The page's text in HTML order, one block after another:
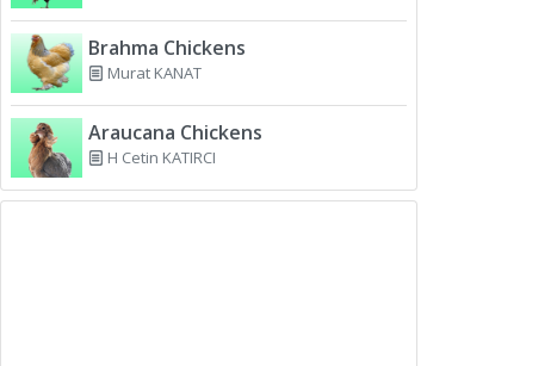
Brahma Chickens
Murat KANAT
Araucana Chickens
H Cetin KATIRCI